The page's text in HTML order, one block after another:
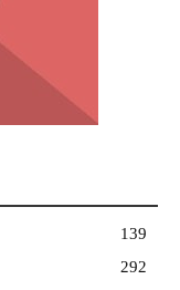
139
292